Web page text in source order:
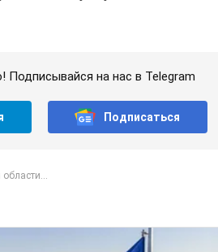
Подписывайся на нас в Telegram
Подписаться
области...